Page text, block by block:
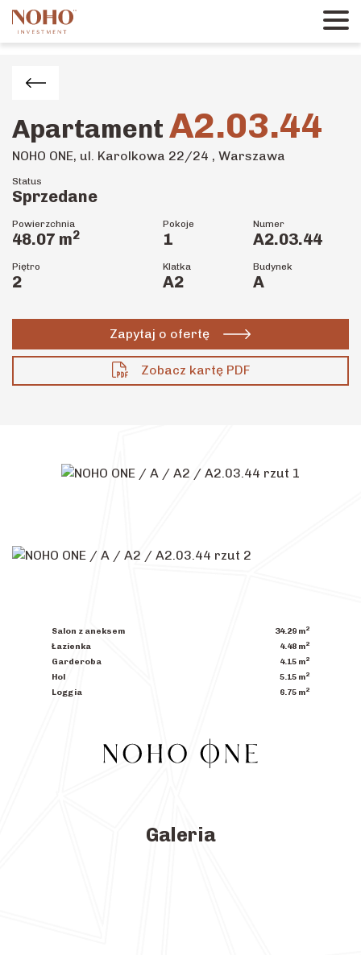
Apartament A2.03.44
NOHO ONE, ul. Karolkowa 22/24 , Warszawa
Status
Sprzedane
Powierzchnia
48.07 m2
Pokoje
1
Numer
A2.03.44
Piętro
2
Klatka
A2
Budynek
A
Zapytaj o ofertę
Zobacz kartę PDF
Salon z aneksem 34.29 m2
Łazienka 4.48 m2
Garderoba 4.15 m2
Hol 5.15 m2
Loggia 6.75 m2
Galeria